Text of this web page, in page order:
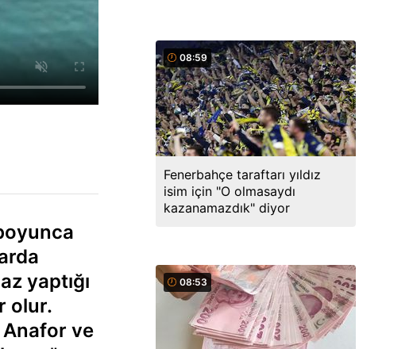
yaptığı
olur.
Anafor ve
08:59
Fenerbahçe taraftarı yıldız
isim için "O olmasaydı
kazanamazdık" diyor
08:53